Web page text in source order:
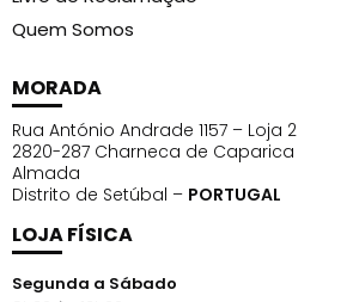
Quem Somos
MORADA
Rua António Andrade 1157 – Loja 2
2820-287 Charneca de Caparica
Almada
Distrito de Setúbal – PORTUGAL
LOJA FÍSICA
Segunda a Sábado